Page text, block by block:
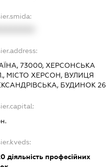
73000, ХЕРСОНСЬКА
МІСТО ХЕРСОН, ВУЛИЦЯ
БУДИНОК 26
діяльність професійних